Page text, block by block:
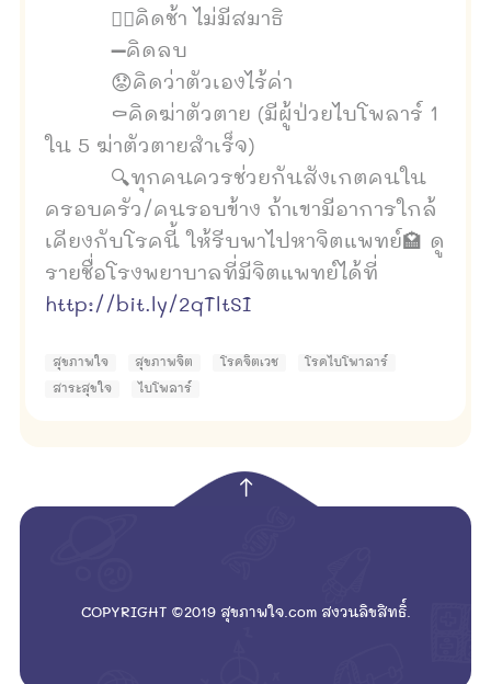
🤦‍♂️คิดช้า ไม่มีสมาธิ
➖คิดลบ
😟คิดว่าตัวเองไร้ค่า
⚰คิดฆ่าตัวตาย (มีผู้ป่วยไบโพลาร์ 1
ใน 5 ฆ่าตัวตายสำเร็จ)
🔍ทุกคนควรช่วยกันสังเกตคนใน
ครอบครัว/คนรอบข้าง ถ้าเขามีอาการใกล้
เคียงกับโรคนี้ ให้รีบพาไปหาจิตแพทย์🏩 ดู
รายชื่อโรงพยาบาลที่มีจิตแพทย์ได้ที่
http://bit.ly/2qTltSI
สุขภาพใจ สุขภาพจิต โรคจิตเวช โรคไบโพาลาร์
สาระสุขใจ ไบโพลาร์
COPYRIGHT ©2019 สุขภาพใจ.com สงวนลิขสิทธิ์.